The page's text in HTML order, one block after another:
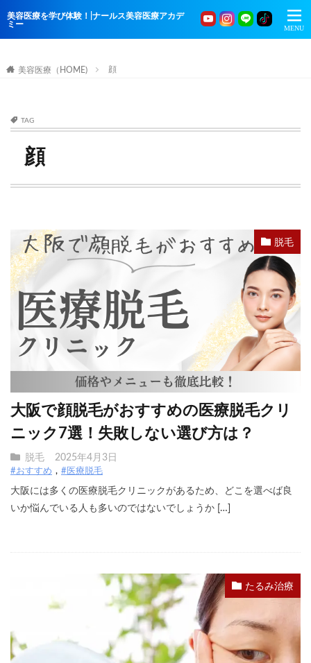
美容医療を学び体験！|ナールス美容医療アカデ
ミー
美容医療（HOME) 顔
TAG
顔
脱毛
大阪で顔脱毛がおすすめの医療脱毛クリ
ニック7選！失敗しない選び方は？
脱毛 2025年4月3日
#おすすめ #医療脱毛
大阪には多くの医療脱毛クリニックがあるため、どこを選べば良
いか悩んでいる人も多いのではないでしょうか […]
たるみ治療